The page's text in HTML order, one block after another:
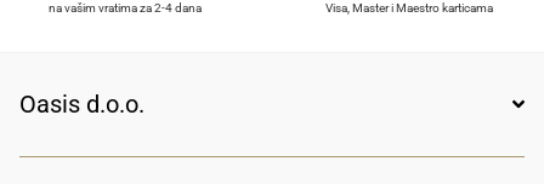
na vašim vratima za 2-4 dana Visa, Master i Maestro karticama
Oasis d.o.o.